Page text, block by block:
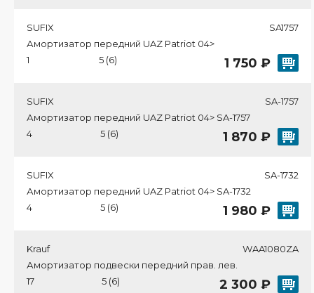
SUFIX
SA1757
Амортизатор передний UAZ Patriot 04>
1
5 (6) 1 750 ₽
SUFIX
SA-1757
Амортизатор передний UAZ Patriot 04> SA-1757
4
5 (6) 1 870 ₽
SUFIX
SA-1732
Амортизатор передний UAZ Patriot 04> SA-1732
4
5 (6) 1 980 ₽
Krauf
WAA1080ZA
Амортизатор подвески передний прав. лев.
17
5 (6) 2 300 ₽